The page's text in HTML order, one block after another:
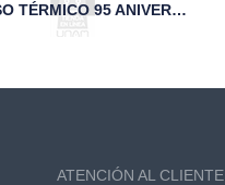
VASO TÉRMICO 95 ANIVERSARIO FCA UNAM NEGRO
ATENCIÓN AL CLIENTE